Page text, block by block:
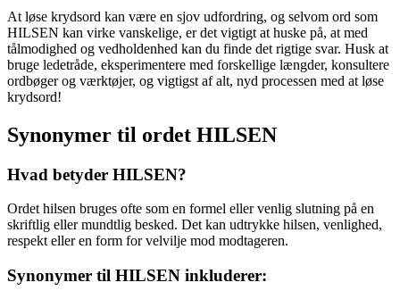
At løse krydsord kan være en sjov udfordring, og selvom ord som
HILSEN kan virke vanskelige, er det vigtigt at huske på, at med
tålmodighed og vedholdenhed kan du finde det rigtige svar. Husk at
bruge ledetråde, eksperimentere med forskellige længder, konsultere
ordbøger og værktøjer, og vigtigst af alt, nyd processen med at løse
krydsord!
Synonymer til ordet HILSEN
Hvad betyder HILSEN?
Ordet hilsen bruges ofte som en formel eller venlig slutning på en
skriftlig eller mundtlig besked. Det kan udtrykke hilsen, venlighed,
respekt eller en form for velvilje mod modtageren.
Synonymer til HILSEN inkluderer: